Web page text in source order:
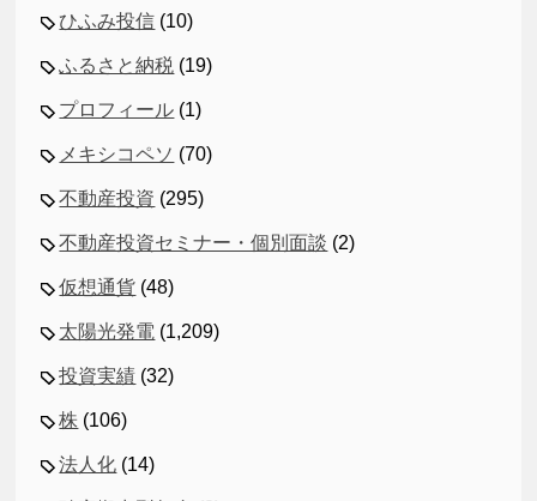
ひふみ投信 (10)
ふるさと納税 (19)
プロフィール (1)
メキシコペソ (70)
不動産投資 (295)
不動産投資セミナー・個別面談 (2)
仮想通貨 (48)
太陽光発電 (1,209)
投資実績 (32)
株 (106)
法人化 (14)